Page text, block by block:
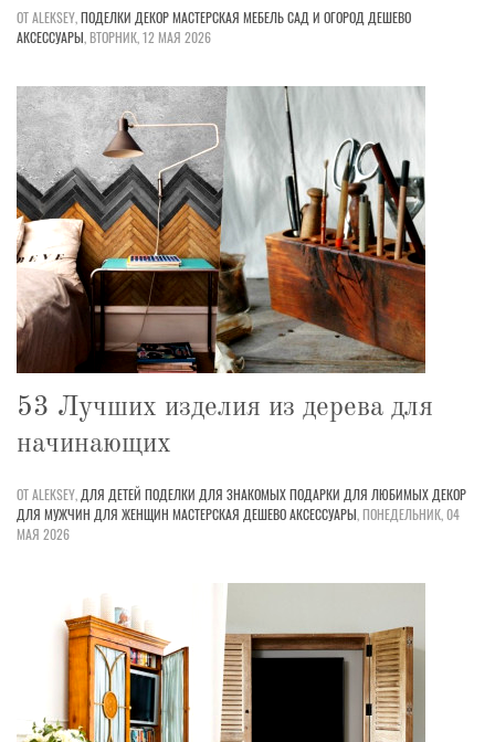
ОТ ALEKSEY,ПОДЕЛКИ ДЕКОРМАСТЕРСКАЯ МЕБЕЛЬСАД И ОГОРОД ДЕШЕВО
АКСЕССУАРЫ,ВТОРНИК, 12 МАЯ 2026
53 Лучших изделия из дерева для
начинающих
ОТ ALEKSEY, ДЛЯ ДЕТЕЙ ПОДЕЛКИ ДЛЯ ЗНАКОМЫХПОДАРКИ ДЛЯ ЛЮБИМЫХ ДЕКОР
ДЛЯ МУЖЧИН ДЛЯ ЖЕНЩИН МАСТЕРСКАЯ ДЕШЕВОАКСЕССУАРЫ,ПОНЕДЕЛЬНИК, 04
МАЯ 2026